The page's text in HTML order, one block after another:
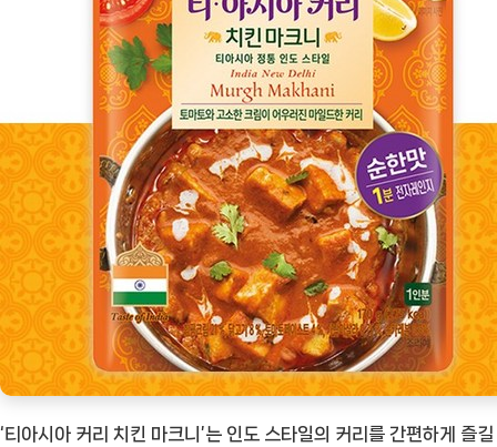
ㅣ
추
천
상
품]
‘티아시아 커리 치킨 마크니’는 인도 스타일의 커리를 간편하게 즐길